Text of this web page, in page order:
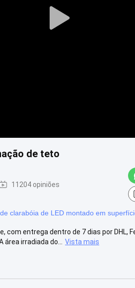
Play
de teto
11204 opiniões
clarabóia de LED montado em
com entrega dentro de 7 dias por DHL,
irradiada do...
Vista mais